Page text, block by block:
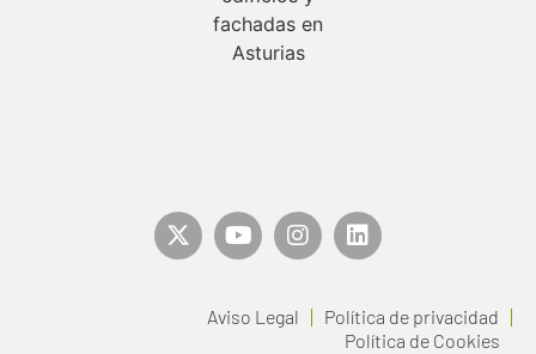
Aviso Legal
Política de privacidad
Política de Cookies